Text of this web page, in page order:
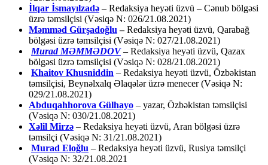
İlqar İsmayılzadə – Redaksiya heyəti üzvü – Cənub bölgəsi
üzrə təmsilçisi (Vəsiqə N: 026/21.08.2021)
Məmməd Gürşadoğlu –Redaksiya heyəti üzvü, Qarabağ
bölgəsi üzrə təmsilçisi (Vəsiqə N: 027/21.08.2021)
Murad MƏMMƏDOV –Redaksiya heyəti üzvü, Qazax
bölgəsi üzrə təmsilçisi (Vəsiqə N: 028/21.08.2021)
Khaitov Khusniddin – Redaksiya heyəti üzvü, Özbəkistan
təmsilçisi, Beynəlxalq Əlaqələr üzrə menecer (Vəsiqə N:
029/21.08.2021)
Abduqahhorova Gülhayo – yazar, Özbəkistan təmsilçisi
(Vəsiqə N: 030/21.08.2021)
Xəlil Mirzə – Redaksiya heyəti üzvü, Aran bölgəsi üzrə
təmsilçi (Vəsiqə N: 31/21.08.2021)
Murad Eloğlu – Redaksiya heyəti üzvü, Rusiya təmsilçi
(Vəsiqə N: 32/21.08.2021